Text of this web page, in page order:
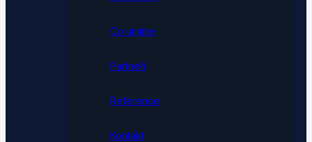
Co umíme
Partneři
Reference
Kontakt